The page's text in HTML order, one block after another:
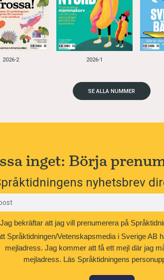
2026-2 2026-1
SE ALLA NUMMER
inget: Börja
nyhetsbrev
Jag bekräftar att jag vill prenumerera på
Språktidningen/Vetenskapsmedia i Sverige AB
mejladress. Jag kommer att få ett mejl där jag
mejladress. Läs Språktidningens